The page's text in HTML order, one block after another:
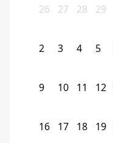
26 27 28 29
2 3 4 5
9 10 11 12
16 17 18 19